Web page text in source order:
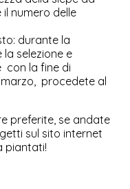
numero delle
durante la
selezione e
con la fine di
procedete al
preferite, se andate
sul sito internet
piantati!